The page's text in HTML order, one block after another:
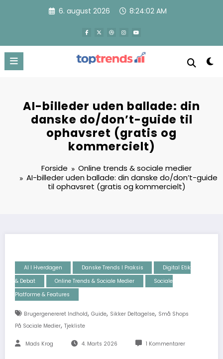
6. august 2026 8:24:03 AM
AI-billeder uden ballade: din
danske do/don’t-guide til
ophavsret (gratis og
kommercielt)
Forside
Online trends & sociale medier
AI-billeder uden ballade: din danske do/don’t-guide
til ophavsret (gratis og kommercielt)
AI I Hverdagen Danske Trends I Praksis
Digital Etik
& Debat
Online Trends & Sociale Medier
Sociale
Platforme & Features
Brugergenereret Indhold, Guide, Sikker Deltagelse, Små Shops
På Sociale Medier, Tjekliste
Mads Krog 4. Marts 2026 1 Kommentarer